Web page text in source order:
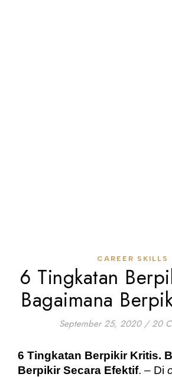
CAREER SKILLS
6 Tingkatan
Bagaimana
September 25, 2020 / 20
6 Tingkatan Berpikir Kritis.
Berpikir Secara Efektif. – Di